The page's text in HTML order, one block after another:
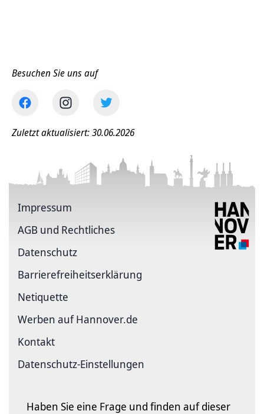
Besuchen Sie uns auf
Zuletzt aktualisiert: 30.06.2026
Impressum
AGB und Rechtliches
Datenschutz
Barriere­freiheits­erklärung
Netiquette
Werben auf Hannover.de
Kontakt
Datenschutz-Einstellungen
Haben Sie eine Frage und finden auf dieser